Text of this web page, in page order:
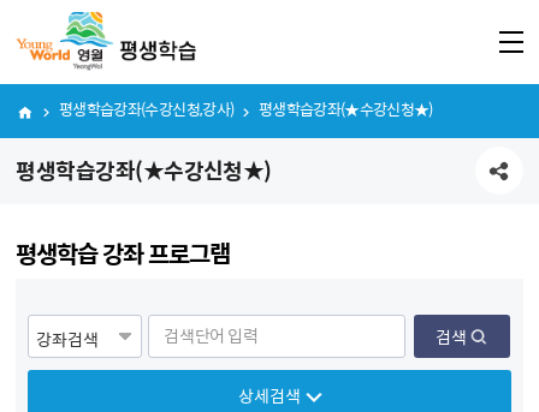
평생학습강좌(★수강신청★)
평생학습강좌(수강신청,강사) 평생학습강좌(★수강신청★)
평생학습 강좌 프로그램
검색
상세검색